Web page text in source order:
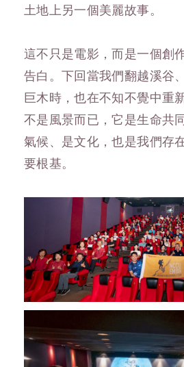
土地上另一個美麗故事。
這不只是電影，而是一個創
告白。下回當我們翻越溪谷
巨木時，也在不知不覺中重
不是風景而已，它是生命共
氣候、是文化，也是我們存
要根基。